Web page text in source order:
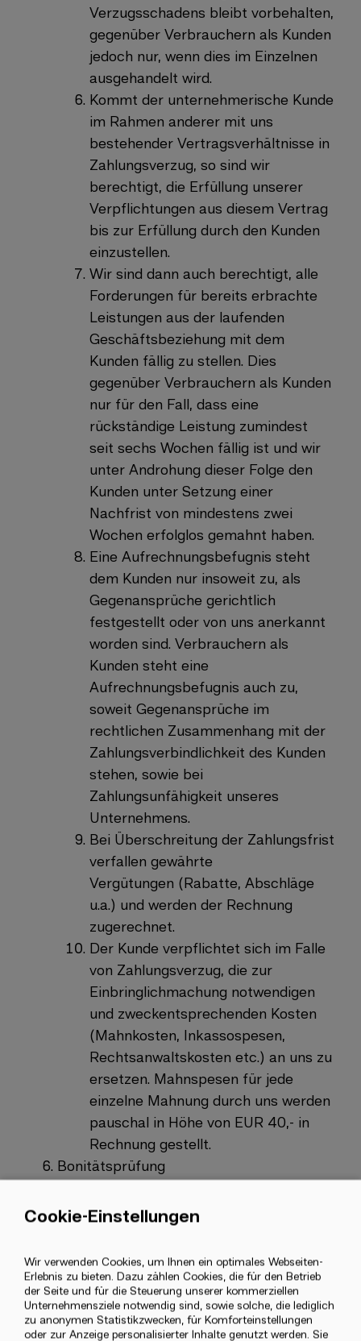
Verzugsschadens bleibt vorbehalten,
gegenüber Verbrauchern als Kunden
jedoch nur, wenn dies im Einzelnen
ausgehandelt wird.
Kommt der unternehmerische Kunde
im Rahmen anderer mit uns
bestehender Vertragsverhältnisse in
Zahlungsverzug, so sind wir
berechtigt, die Erfüllung unserer
Verpflichtungen aus diesem Vertrag
bis zur Erfüllung durch den Kunden
einzustellen.
Wir sind dann auch berechtigt, alle
Forderungen für bereits erbrachte
Leistungen aus der laufenden
Geschäftsbeziehung mit dem
Kunden fällig zu stellen. Dies
gegenüber Verbrauchern als Kunden
nur für den Fall, dass eine
rückständige Leistung zumindest
seit sechs Wochen fällig ist und wir
unter Androhung dieser Folge den
Kunden unter Setzung einer
Nachfrist von mindestens zwei
Wochen erfolglos gemahnt haben.
Eine Aufrechnungsbefugnis steht
dem Kunden nur insoweit zu, als
Gegenansprüche gerichtlich
festgestellt oder von uns anerkannt
worden sind. Verbrauchern als
Kunden steht eine
Aufrechnungsbefugnis auch zu,
soweit Gegenansprüche im
rechtlichen Zusammenhang mit der
Zahlungsverbindlichkeit des Kunden
stehen, sowie bei
Zahlungsunfähigkeit unseres
Unternehmens.
Bei Überschreitung der Zahlungsfrist
verfallen gewährte
Vergütungen (Rabatte, Abschläge
u.a.) und werden der Rechnung
zugerechnet.
Der Kunde verpflichtet sich im Falle
von Zahlungsverzug, die zur
Einbringlichmachung notwendigen
und zweckentsprechenden Kosten
(Mahnkosten, Inkassospesen,
Rechtsanwaltskosten etc.) an uns zu
ersetzen. Mahnspesen für jede
einzelne Mahnung durch uns werden
pauschal in Höhe von EUR 40,- in
Rechnung gestellt.
Bonitätsprüfung
ausdrückliches Einverständnis, dass
Zwecke des Gläubigerschutzes an
die staatlich bevorrechteten
Gläubigerschutzverbände
Alpenländischer Kreditorenverband
Use
personal
data
and
cookies
Cookie-Einstellungen
Wir verwenden Cookies, um Ihnen ein optimales Webseiten-
Erlebnis zu bieten. Dazu zählen Cookies, die für den Betrieb
der Seite und für die Steuerung unserer kommerziellen
Unternehmensziele notwendig sind, sowie solche, die lediglich
zu anonymen Statistikzwecken, für Komforteinstellungen
oder zur Anzeige personalisierter Inhalte genutzt werden. Sie